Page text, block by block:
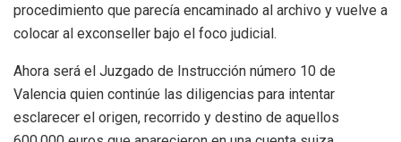
procedimiento que parecía encaminado al archivo y vuelve a
colocar al exconseller bajo el foco judicial.
Ahora será el Juzgado de Instrucción número 10 de
Valencia quien continúe las diligencias para intentar
esclarecer el origen, recorrido y destino de aquellos